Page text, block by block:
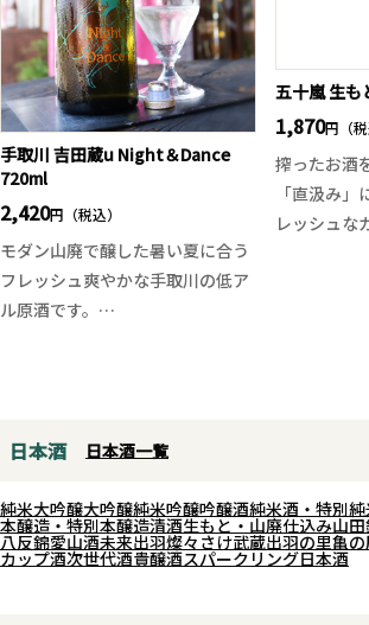
でエレガントでなめらかな質感を
目指しています。特別な仕込みと
処理を行うためいつもより量が少
なくなっておりますので、一日で
4種同時リリース！
飲み比べしていただくのも良し、
気になるものだけお愉しみいただ
くのも良しです！新たな寒菊をお
試しあれ！
※お一人様一回のご注文につき1
本のみの販売となっております。
ております。
に試験醸造
Bunraku
決して尖る
透明感と心
ら、爽やか
までにな
しみいただ
手取川 吉田蔵u Night＆Dance
720ml
2,420円（税込）
モダン山廃で醸した暑い夏に合う
フレッシュ爽やかな手取川の低ア
ル原酒です。
キャンプやフェスなどアクティブ
季節にお勧めの一本です。吉田蔵
uは乳酸や酵素剤など、表示義務
五十嵐 生も
1,870円（税
搾ったお酒
「直汲み
レッシュな
な果実香、
重なり、最
日本酒 日本酒一覧
純米大吟醸大吟醸純米吟醸吟醸酒純米酒・特別
本醸造・特別本醸造清酒生もと・山廃仕込み山
八反錦愛山酒未来出羽燦々 さけ武蔵出羽の里亀の
カップ酒次世代酒貴醸酒スパークリング日本酒